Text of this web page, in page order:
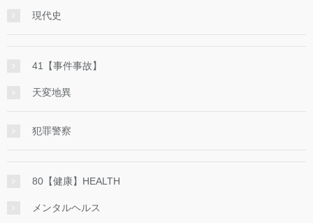
現代史
41【事件事故】
天変地異
犯罪警察
80【健康】HEALTH
メンタルヘルス